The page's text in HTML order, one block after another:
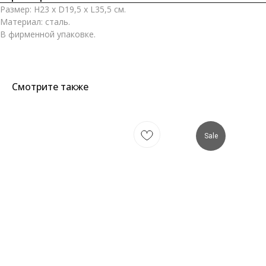
Размер: H23 x D19,5 x L35,5 см.
Материал: сталь.
В фирменной упаковке.
Смотрите также
Sale